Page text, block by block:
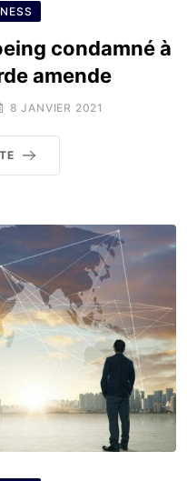
condamné à
amende
8 JANVIER 2021